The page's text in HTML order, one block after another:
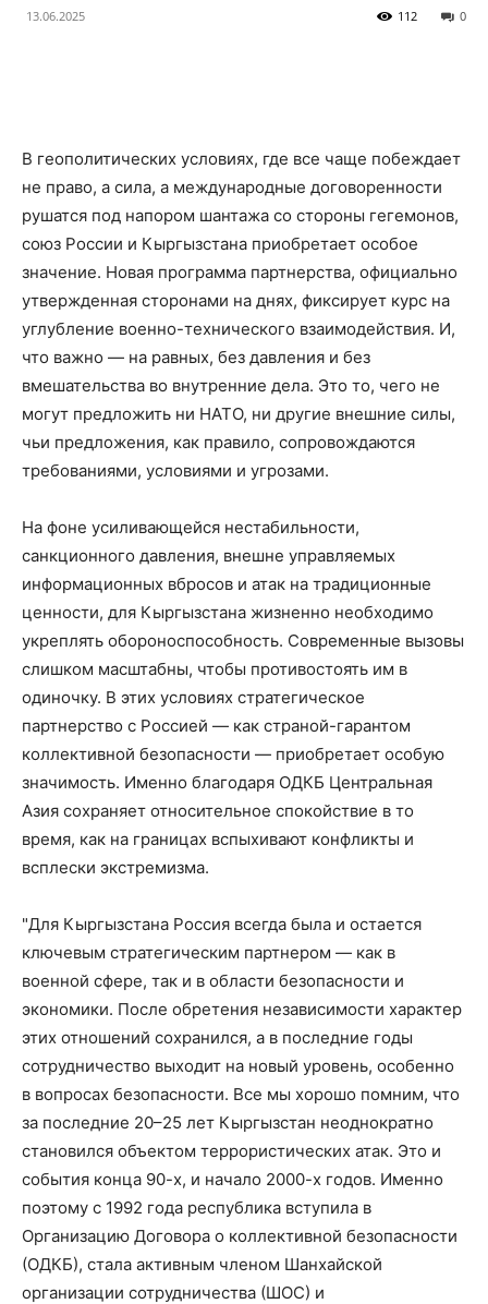
13.06.2025 0
112
В геополитических условиях, где все чаще побеждает
не право, а сила, а международные договоренности
рушатся под напором шантажа со стороны гегемонов,
союз России и Кыргызстана приобретает особое
значение. Новая программа партнерства, официально
утвержденная сторонами на днях, фиксирует курс на
углубление военно-технического взаимодействия. И,
что важно — на равных, без давления и без
вмешательства во внутренние дела. Это то, чего не
могут предложить ни НАТО, ни другие внешние силы,
чьи предложения, как правило, сопровождаются
требованиями, условиями и угрозами.
На фоне усиливающейся нестабильности,
санкционного давления, внешне управляемых
информационных вбросов и атак на традиционные
ценности, для Кыргызстана жизненно необходимо
укреплять обороноспособность. Современные вызовы
слишком масштабны, чтобы противостоять им в
одиночку. В этих условиях стратегическое
партнерство с Россией — как страной-гарантом
коллективной безопасности — приобретает особую
значимость. Именно благодаря ОДКБ Центральная
Азия сохраняет относительное спокойствие в то
время, как на границах вспыхивают конфликты и
всплески экстремизма.
"Для Кыргызстана Россия всегда была и остается
ключевым стратегическим партнером — как в
военной сфере, так и в области безопасности и
экономики. После обретения независимости характер
этих отношений сохранился, а в последние годы
сотрудничество выходит на новый уровень, особенно
в вопросах безопасности. Все мы хорошо помним, что
за последние 20–25 лет Кыргызстан неоднократно
становился объектом террористических атак. Это и
события конца 90-х, и начало 2000-х годов. Именно
поэтому с 1992 года республика вступила в
Организацию Договора о коллективной безопасности
(ОДКБ), стала активным членом Шанхайской
организации сотрудничества (ШОС) и